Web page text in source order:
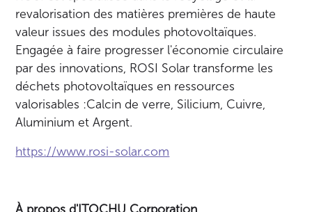
revalorisation des matières premières de haute
valeur issues des modules photovoltaïques.
Engagée à faire progresser l'économie circulaire
par des innovations, ROSI Solar transforme les
déchets photovoltaïques en ressources
valorisables :Calcin de verre, Silicium, Cuivre,
Aluminium et Argent.
https://www.rosi-solar.com